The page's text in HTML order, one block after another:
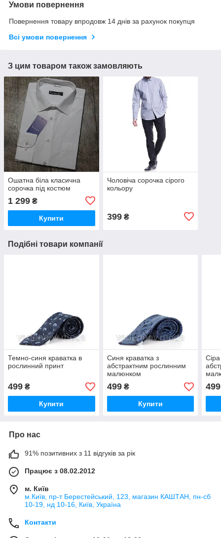
Умови повернення
Повернення товару впродовж 14 днів за рахунок покупця
Всі умови повернення
З цим товаром також замовляють
Ошатна біла класична
сорочка під костюм
1 299 ₴
Купити
Чоловіча сорочка сірого
кольору
399₴
Подібні товари компанії
Темно-синя краватка в
рослинний принт
499 ₴
Купити
Синя краватка з
абстрактним рослинним
малюнком
499₴
Купити
499
Про нас
91% позитивних з 11 відгуків за рік
Працює з 08.02.2012
м. Київ
м.Київ, пр-т Берестейський, 123, магазин КАШТАН, пн-сб
10-19, нд 10-16, Київ, Україна
Контакти